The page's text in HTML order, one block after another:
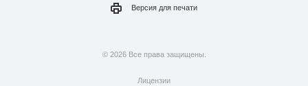
Версия для печати
© 2026 Все права защищены.
Лицензии